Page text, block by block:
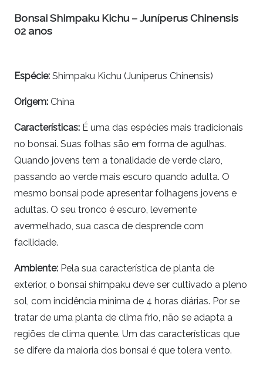
Bonsai Shimpaku Kichu – Juníperus Chinensis
02 anos
Espécie: Shimpaku Kichu (Juniperus Chinensis)
Origem: China
Características: É uma das espécies mais tradicionais
no bonsai. Suas folhas são em forma de agulhas.
Quando jovens tem a tonalidade de verde claro,
passando ao verde mais escuro quando adulta. O
mesmo bonsai pode apresentar folhagens jovens e
adultas. O seu tronco é escuro, levemente
avermelhado, sua casca de desprende com
facilidade.
Ambiente: Pela sua característica de planta de
exterior, o bonsai shimpaku deve ser cultivado a pleno
sol, com incidência mínima de 4 horas diárias. Por se
tratar de uma planta de clima frio, não se adapta a
regiões de clima quente. Um das características que
se difere da maioria dos bonsai é que tolera vento.